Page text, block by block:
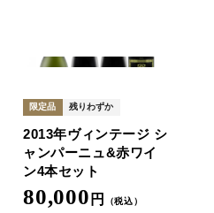
限定品 残りわずか
2013年ヴィンテージ シ
ャンパーニュ&赤ワイ
ン4本セット
80,000 円 （税込）